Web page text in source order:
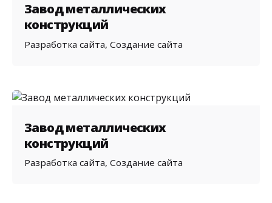
Завод металлических
конструкций
Разработка сайта Создание сайта
Завод металлических
конструкций
Разработка сайта Создание сайта